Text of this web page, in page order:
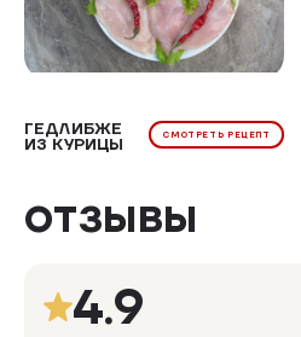
ГЕДЛИБЖЕ
ИЗ КУРИЦЫ
СМОТРЕТЬ РЕЦЕПТ
ОТЗЫВЫ
4.9